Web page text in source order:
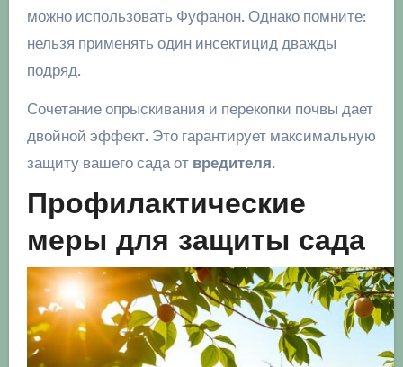
можно использовать Фуфанон. Однако помните:
нельзя применять один инсектицид дважды
подряд.
Сочетание опрыскивания и перекопки почвы дает
двойной эффект. Это гарантирует максимальную
защиту вашего сада от вредителя.
Профилактические
меры для защиты сада